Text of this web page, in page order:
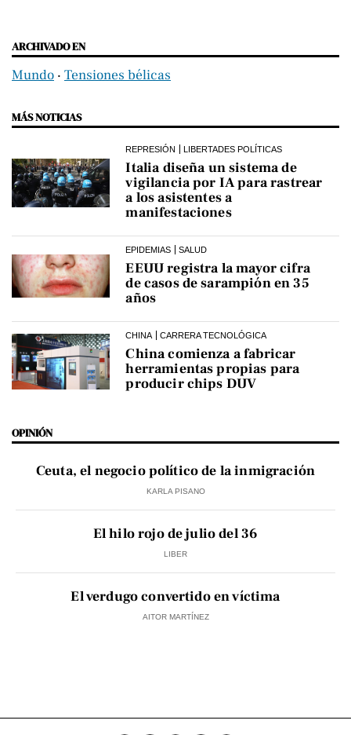
ARCHIVADO EN
Mundo ‧ Tensiones bélicas
MÁS NOTICIAS
REPRESIÓN LIBERTADES POLÍTICAS
Italia diseña un sistema de
vigilancia por IA para rastrear
a los asistentes a
manifestaciones
EPIDEMIAS SALUD
EEUU registra la mayor cifra
de casos de sarampión en 35
años
CHINA CARRERA TECNOLÓGICA
China comienza a fabricar
herramientas propias para
producir chips DUV
OPINIÓN
Ceuta, el negocio político de la inmigración
KARLA PISANO
El hilo rojo de julio del 36
LIBER
El verdugo convertido en víctima
AITOR MARTÍNEZ